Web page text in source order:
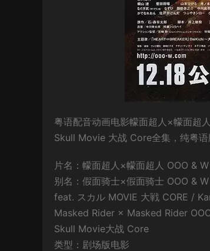
粤语配音动画电影幪面超人×幪面超
Skull Movie 大战 Core全集，纯粤语
片名：幪面超人×幪面超人 OOO &
别名：假面骑士×假面骑士 OOO &
feat. スカル MOVIE 大戦 CORE /
Masked Rider × Masked Rider
Skull Movie大战 Core
类型：剧场版电影